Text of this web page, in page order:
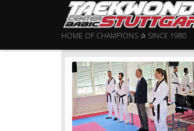
HOME OF CHAMPIONS ✰ SINCE 1980